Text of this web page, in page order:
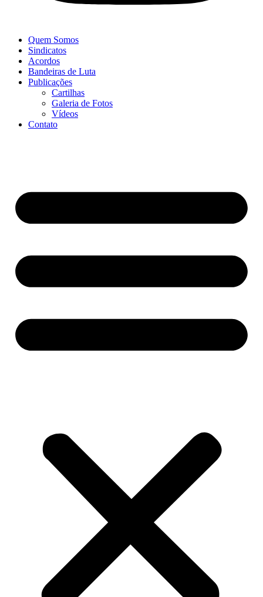
Quem Somos
Sindicatos
Acordos
Bandeiras de Luta
Publicações
Cartilhas
Galeria de Fotos
Vídeos
Contato